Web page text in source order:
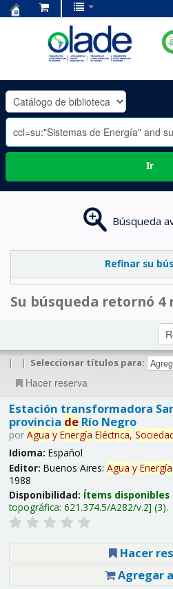
OLADE
-
Ir
Búsqueda
Refinar su
Su búsqueda retornó 4
| | Seleccionar títulos para:
Hacer reserva
Estación transformadora
provincia deRío Negro
por Agua y Energía Eléctrica,
Idioma: Español
Editor: Buenos Aires: Agua y Energía
1988
Disponibilidad: Ítems
topográfica: 621.374.5/A282/v.2 (3).
Hacer
Agregar